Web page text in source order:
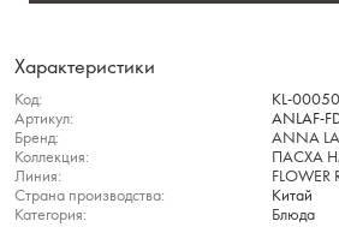
Характеристики
Код:
KL-
Артикул:
ANLAF-
Бренд:
ANNA
Коллекция:
ПАСХА
Линия:
FLOWER
Страна производства:
Китай
Категория:
Блюда